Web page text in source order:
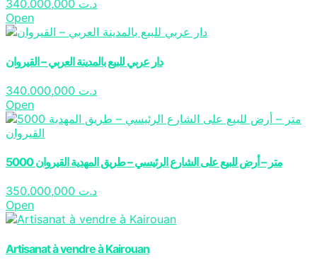
د.ت
Open
دار عربي للبيع بالمدينة العربي – القيروان
د.ت
Open
5000 متر – أرض للبيع على الشارع الرئيسي – طريق المهدية القيروان
د.ت
Open
Artisanat à vendre à Kairouan